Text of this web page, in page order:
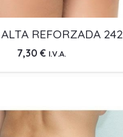
REFORZADA 242
7,30 € I.V.A.